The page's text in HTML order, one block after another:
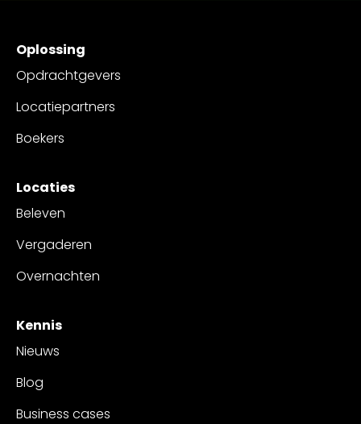
Oplossing
Opdrachtgevers
Locatiepartners
Boekers
Locaties
Beleven
Vergaderen
Overnachten
Kennis
Nieuws
Blog
Business cases